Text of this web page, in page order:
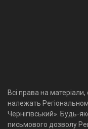
Всі права на
належать
Чернігівський». Будь-
письмового дозволу